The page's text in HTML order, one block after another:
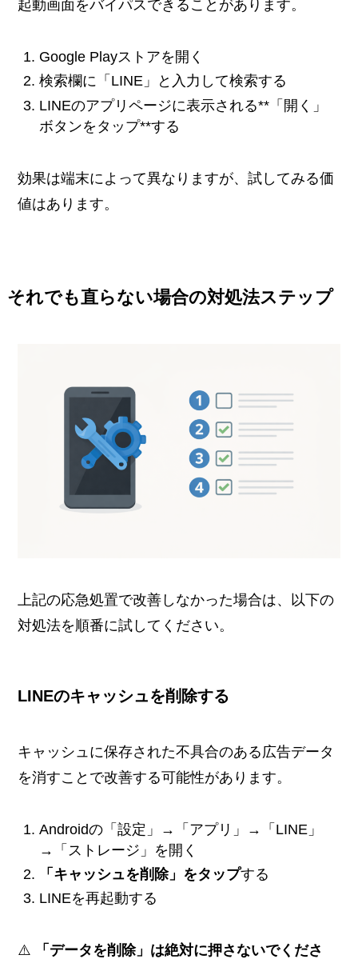
起動画面をバイパスできることがあります。
Google Playストアを開く
検索欄に「LINE」と入力して検索する
LINEのアプリページに表示される**「開く」
ボタンをタップ**する
効果は端末によって異なりますが、試してみる価
値はあります。
それでも直らない場合の対処法ステップ
上記の応急処置で改善しなかった場合は、以下の
対処法を順番に試してください。
LINEのキャッシュを削除する
キャッシュに保存された不具合のある広告データ
を消すことで改善する可能性があります。
Androidの「設定」→「アプリ」→「LINE」
→「ストレージ」を開く
「キャッシュを削除」をタップする
LINEを再起動する
⚠️
「データを削除」は絶対に押さないでくださ